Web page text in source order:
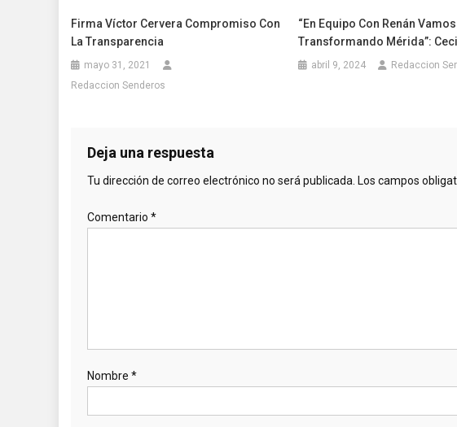
Firma Víctor Cervera Compromiso Con
La Transparencia
mayo 31, 2021
Redaccion Senderos
“En Equipo Con Renán
Transformando Mérida”:
abril 9, 2024 Redaccion
Deja una respuesta
Tu dirección de correo electrónico no será publicada. Los campos
Comentario *
Nombre *